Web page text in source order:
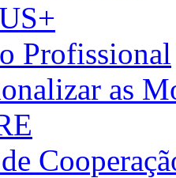
Profissional
as